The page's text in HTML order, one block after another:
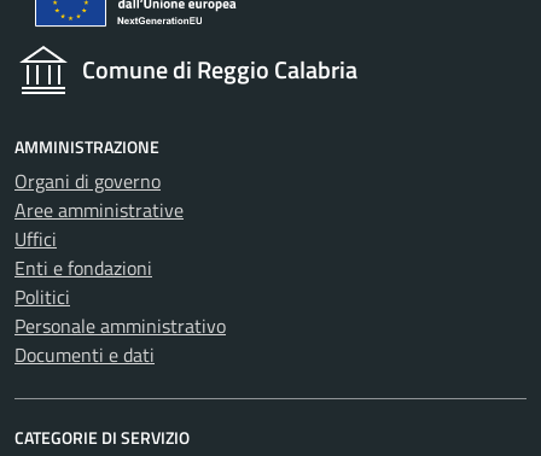
Comune di Reggio Calabria
AMMINISTRAZIONE
Organi di governo
Aree amministrative
Uffici
Enti e fondazioni
Politici
Personale amministrativo
Documenti e dati
CATEGORIE DI SERVIZIO